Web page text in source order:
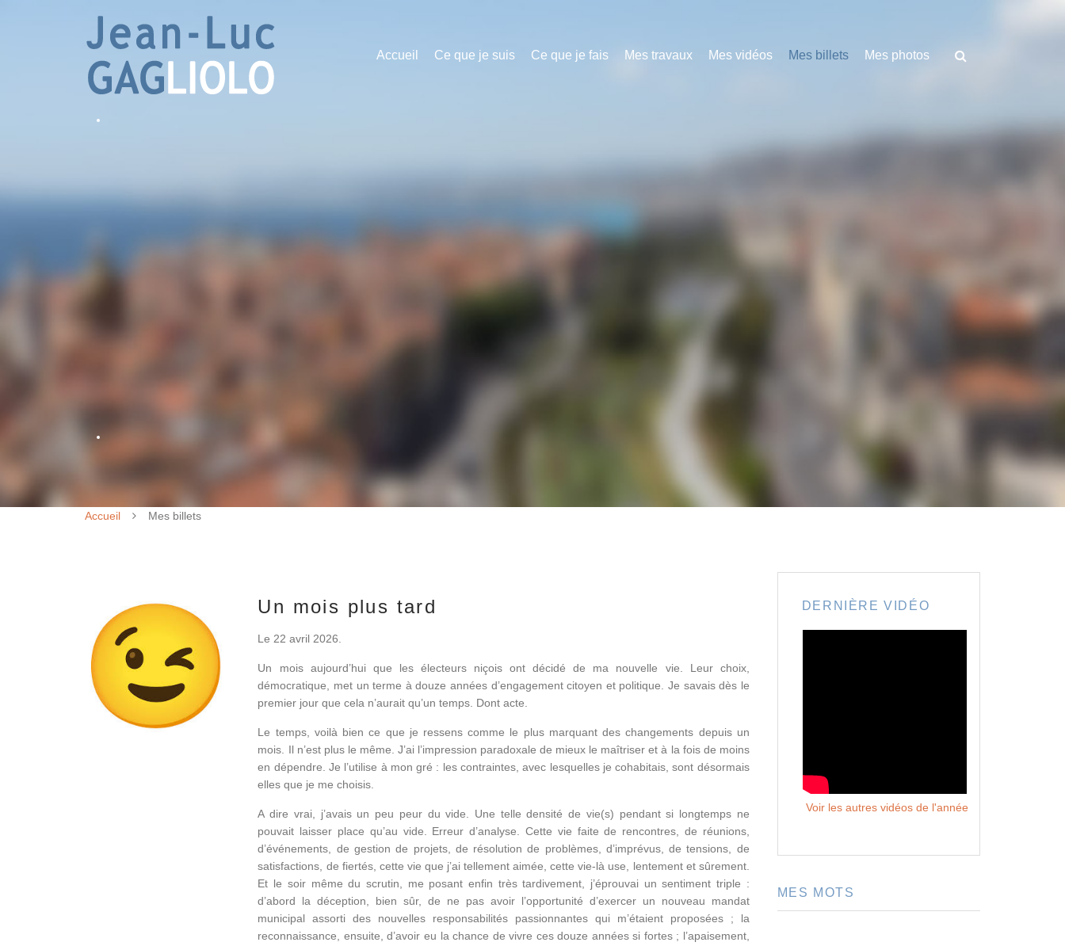
Accueil Ce que je suis Ce que je fais Mes travaux Mes vidéos Mes billets Mes photos
Accueil Mes billets
Un mois plus tard
Le 22 avril 2026.
Un mois aujourd’hui que les électeurs niçois ont décidé de ma nouvelle vie. Leur choix,
démocratique, met un terme à douze années d’engagement citoyen et politique. Je savais dès le
premier jour que cela n’aurait qu’un temps. Dont acte.
Le temps, voilà bien ce que je ressens comme le plus marquant des changements depuis un
mois. Il n’est plus le même. J’ai l’impression paradoxale de mieux le maîtriser et à la fois de moins
en dépendre. Je l’utilise à mon gré : les contraintes, avec lesquelles je cohabitais, sont désormais
elles que je me choisis.
A dire vrai, j’avais un peu peur du vide. Une telle densité de vie(s) pendant si longtemps ne
pouvait laisser place qu’au vide. Erreur d’analyse. Cette vie faite de rencontres, de réunions,
d’événements, de gestion de projets, de résolution de problèmes, d’imprévus, de tensions, de
satisfactions, de fiertés, cette vie que j’ai tellement aimée, cette vie-là use, lentement et sûrement.
Et le soir même du scrutin, me posant enfin très tardivement, j’éprouvai un sentiment triple :
d’abord la déception, bien sûr, de ne pas avoir l’opportunité d’exercer un nouveau mandat
municipal assorti des nouvelles responsabilités passionnantes qui m’étaient proposées ; la
reconnaissance, ensuite, d’avoir eu la chance de vivre ces douze années si fortes ; l’apaisement,
DERNIÈRE VIDÉO
Voir les autres vidéos de l'année
MES MOTS